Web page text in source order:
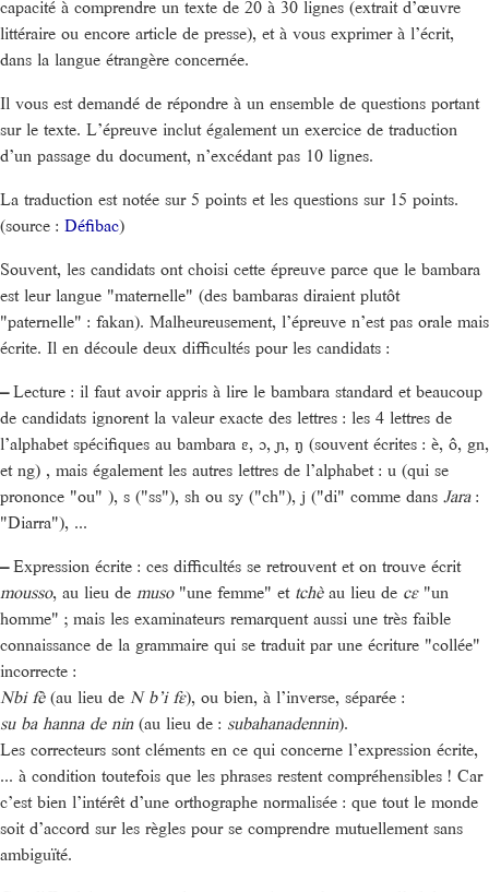
capacité à comprendre un texte de 20 à 30 lignes (extrait d’œuvre
littéraire ou encore article de presse), et à vous exprimer à l’écrit,
dans la langue étrangère concernée.
Il vous est demandé de répondre à un ensemble de questions portant
sur le texte. L’épreuve inclut également un exercice de traduction
d’un passage du document, n’excédant pas 10 lignes.
La traduction est notée sur 5 points et les questions sur 15 points.
(source : Défibac)
Souvent, les candidats ont choisi cette épreuve parce que le bambara
est leur langue "maternelle" (des bambaras diraient plutôt
"paternelle" : fakan). Malheureusement, l’épreuve n’est pas orale mais
écrite. Il en découle deux difficultés pour les candidats :
–Lecture : il faut avoir appris à lire le bambara standard et beaucoup
de candidats ignorent la valeur exacte des lettres : les 4 lettres de
l’alphabet spécifiques au bambara ɛ, ɔ, ɲ, ŋ (souvent écrites : è, ô, gn,
et ng) , mais également les autres lettres de l’alphabet : u (qui se
prononce "ou" ), s ("ss"), sh ou sy ("ch"), j ("di" comme dans Jara:
"Diarra"), ...
–Expression écrite : ces difficultés se retrouvent et on trouve écrit
mousso, au lieu de muso"une femme" et tchèau lieu de cɛ"un
homme" ; mais les examinateurs remarquent aussi une très faible
connaissance de la grammaire qui se traduit par une écriture "collée"
incorrecte :
Nbi fè(au lieu de N b’i fɛ), ou bien, à l’inverse, séparée :
su ba hanna de nin(au lieu de : subahanadennin).
Les correcteurs sont cléments en ce qui concerne l’expression écrite,
... à condition toutefois que les phrases restent compréhensibles ! Car
c’est bien l’intérêt d’une orthographe normalisée : que tout le monde
soit d’accord sur les règles pour se comprendre mutuellement sans
ambiguïté.